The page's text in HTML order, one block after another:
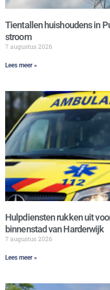
Tientallen huishoudens in
stroom
7 augustus 2026
Lees meer »
Hulpdiensten rukken uit
binnenstad van Harderwijk
7 augustus 2026
Lees meer »